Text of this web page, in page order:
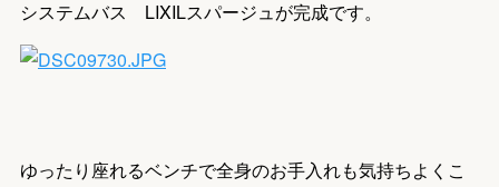
システムバス LIXILスパージュが完成です。
ゆったり座れるベンチで全身のお手入れも気持ちよくこ